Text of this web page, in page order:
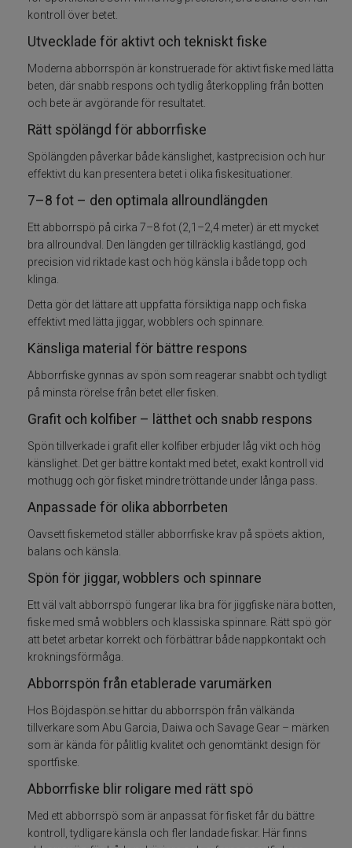
Trollingspön
Metspön
Fiskeset
Fiskedrag
Fiskelinor
Småplock
Tillbehör
Flugbindning
Vinterfiske
Kläder
Trolling
kontroll över betet.
Utvecklade för aktivt och tekniskt fiske
Moderna abborrspön är konstruerade för aktivt fiske med lätta
beten, där snabb respons och tydlig återkoppling från botten
och bete är avgörande för resultatet.
Rätt spölängd för abborrfiske
Spölängden påverkar både känslighet, kastprecision och hur
effektivt du kan presentera betet i olika fiskesituationer.
7–8 fot – den optimala allroundlängden
Ett abborrspö på cirka 7–8 fot (2,1–2,4 meter) är ett mycket
bra allroundval. Den längden ger tillräcklig kastlängd, god
precision vid riktade kast och hög känsla i både topp och
klinga.
Detta gör det lättare att uppfatta försiktiga napp och fiska
effektivt med lätta jiggar, wobblers och spinnare.
Känsliga material för bättre respons
Abborrfiske gynnas av spön som reagerar snabbt och tydligt
på minsta rörelse från betet eller fisken.
Grafit och kolfiber – lätthet och snabb respons
Spön tillverkade i grafit eller kolfiber erbjuder låg vikt och hög
känslighet. Det ger bättre kontakt med betet, exakt kontroll vid
mothugg och gör fisket mindre tröttande under långa pass.
Anpassade för olika abborrbeten
Oavsett fiskemetod ställer abborrfiske krav på spöets aktion,
balans och känsla.
Spön för jiggar, wobblers och spinnare
Ett väl valt abborrspö fungerar lika bra för jiggfiske nära botten,
fiske med små wobblers och klassiska spinnare. Rätt spö gör
att betet arbetar korrekt och förbättrar både nappkontakt och
krokningsförmåga.
Abborrspön från etablerade varumärken
Hos Böjdaspön.se hittar du abborrspön från välkända
tillverkare som Abu Garcia, Daiwa och Savage Gear – märken
som är kända för pålitlig kvalitet och genomtänkt design för
sportfiske.
Abborrfiske blir roligare med rätt spö
Med ett abborrspö som är anpassat för fisket får du bättre
kontroll, tydligare känsla och fler landade fiskar. Här finns